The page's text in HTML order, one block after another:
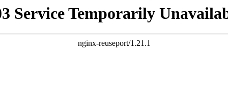
Service Temporarily
nginx-reuseport/1.21.1